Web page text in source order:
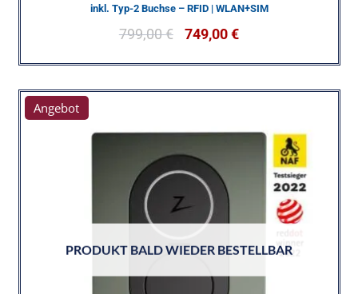
inkl. Typ-2 Buchse – RFID | WLAN+SIM
799,00€ 749,00€
Angebot
PRODUKT BALD WIEDER BESTELLBAR